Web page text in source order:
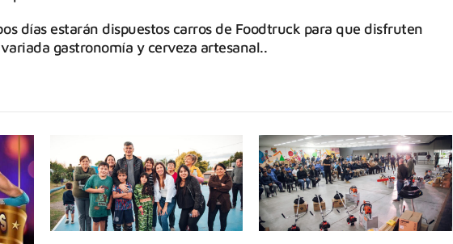
días estarán dispuestos carros de Foodtruck para que disfruten
gastronomía y cerveza artesanal..